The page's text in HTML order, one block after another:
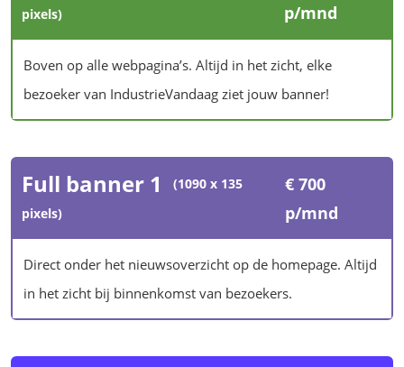
pixels)
p/mnd
Boven op alle webpagina’s. Altijd in het zicht, elke
bezoeker van IndustrieVandaag ziet jouw banner!
Full banner 1
(1090 x 135
pixels)
€ 700
p/mnd
Direct onder het nieuwsoverzicht op de homepage. Altijd
in het zicht bij binnenkomst van bezoekers.